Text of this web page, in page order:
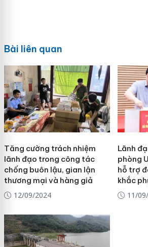
Bài liên quan
Tăng cường trách nhiệm
lãnh đạo trong công tác
chống buôn lậu, gian lận
thương mại và hàng giả
12/09/2024
Lãnh
phòng
hỗ trợ
khắc
11/